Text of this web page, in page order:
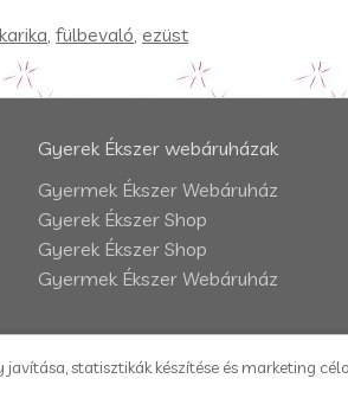
karika,fülbevaló,ezüst
Gyerek Ékszer webáruházak
Gyermek Ékszer Webáruház
Gyerek Ékszer Shop
Gyerek Ékszer Shop
Gyermek Ékszer Webáruház
statisztikák készítése és marketing